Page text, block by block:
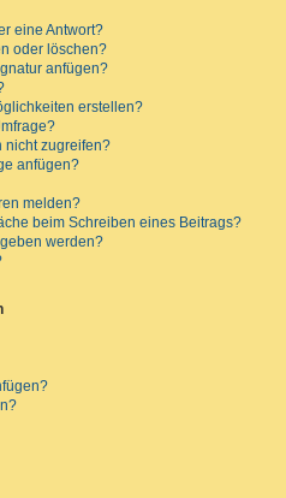
eine Antwort?
oder löschen?
anfügen?
erstellen?
nicht zugreifen?
anfügen?
melden?
beim Schreiben eines Beitrags?
werden?